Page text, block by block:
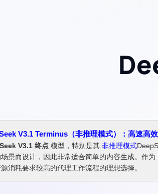
V3.1 Terminus（非推理模式）：高速高
V3.1 终点 模型，特别是其 非推理模式
景而设计，因此非常适合简单的内容生成。作
消耗要求较高的代理工作流程的理想选择。